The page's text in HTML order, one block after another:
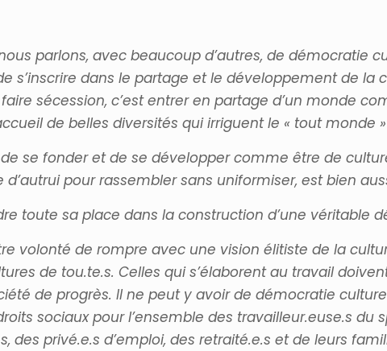
parlons, avec beaucoup d’autres, de
s’inscrire dans le partage et le développement de la
sécession, c’est entrer en partage d’un monde
de belles diversités qui irriguent le « tout
se fonder et de se développer comme être de
d’autrui pour rassembler sans uniformiser, est bien
toute sa place dans la construction d’une véritable
volonté de rompre avec une vision élitiste de la
de tou.te.s. Celles qui s’élaborent au travail
de progrès. Il ne peut y avoir de démocratie
sociaux pour l’ensemble des travailleur.euse.s
des privé.e.s d’emploi, des retraité.e.s et de leurs